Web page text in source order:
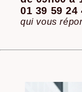
01 39 59 24
qui vous